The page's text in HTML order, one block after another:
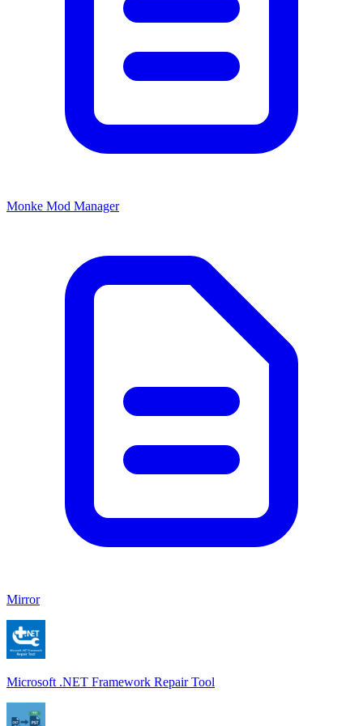
Monke Mod Manager
Mirror
Microsoft .NET Framework Repair Tool